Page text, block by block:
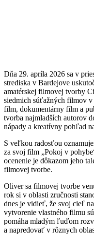
Dňa 29. apríla 2026 sa v
strediska v Bardejove
amatérskej filmovej tvorby
siedmich súťažných filmov
film, dokumentárny film a
tvorba najmladších autorov
nápady a kreatívny pohľad
S veľkou radosťou
za svoj film „Pokoj v
ocenenie je dôkazom jeho
filmovej tvorbe.
Oliver sa filmovej tvorbe
rok si v oblasti zručnosti
dnes je vidieť, že svoj cieľ
vytvorenie vlastného filmu
pomáha mladým ľuďom
a napredovať v rôznych